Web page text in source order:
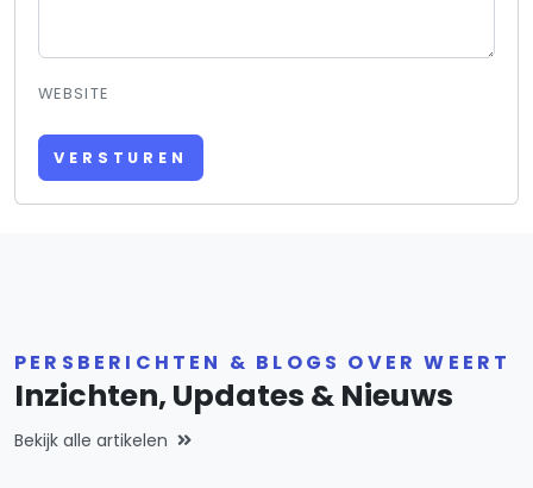
WEBSITE
VERSTUREN
PERSBERICHTEN & BLOGS OVER WEERT
Inzichten, Updates & Nieuws
Bekijk alle artikelen